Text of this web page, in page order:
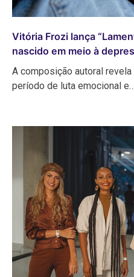
Vitória Frozi lança
nascido em meio à
A composição autoral
período de luta emocional e…